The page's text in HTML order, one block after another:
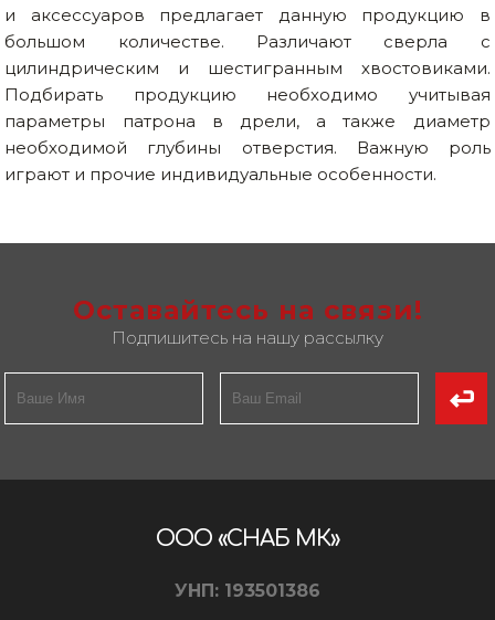
и аксессуаров предлагает данную продукцию в
большом количестве. Различают сверла с
цилиндрическим и шестигранным хвостовиками.
Подбирать продукцию необходимо учитывая
параметры патрона в дрели, а также диаметр
необходимой глубины отверстия. Важную роль
играют и прочие индивидуальные особенности.
Оставайтесь на связи!
Подпишитесь на нашу рассылку
ООО «СНАБ МК»
УНП: 193501386